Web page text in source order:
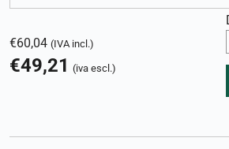
€60,04 (IVA incl.)
€49,21 (iva escl.)